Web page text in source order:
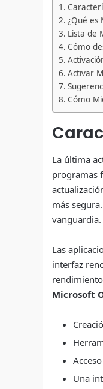
¿Qué es
Lista de
Cómo
Activar
Cómo
La última
programas
más
vanguardia.
Las
interfaz
Microsoft
Una